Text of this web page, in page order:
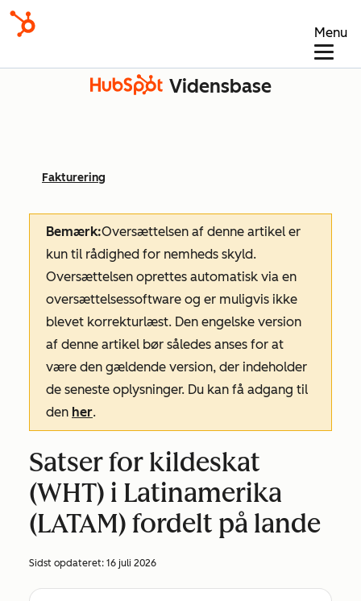
Menu
Vidensbase
Fakturering
Bemærk:Oversættelsen af denne artikel er
kun til rådighed for nemheds skyld.
Oversættelsen oprettes automatisk via en
oversættelsessoftware og er muligvis ikke
blevet korrekturlæst. Den engelske version
af denne artikel bør således anses for at
være den gældende version, der indeholder
de seneste oplysninger. Du kan få adgang til
den her.
Satser for kildeskat
(WHT) i Latinamerika
(LATAM) fordelt på lande
Sidst opdateret: 16 juli 2026